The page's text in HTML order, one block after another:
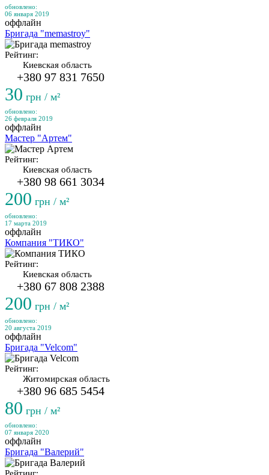
обновлено:
06 января 2019
оффлайн
Бригада "memastroy"
Рейтинг:
Киевская область
+380 97 831 7650
30 грн / м²
обновлено:
26 февраля 2019
оффлайн
Мастер "Артем"
Рейтинг:
Киевская область
+380 98 661 3034
200 грн / м²
обновлено:
17 марта 2019
оффлайн
Компания "ТИКО"
Рейтинг:
Киевская область
+380 67 808 2388
200 грн / м²
обновлено:
20 августа 2019
оффлайн
Бригада "Velcom"
Рейтинг:
Житомирская область
+380 96 685 5454
80 грн / м²
обновлено:
07 января 2020
оффлайн
Бригада "Валерий"